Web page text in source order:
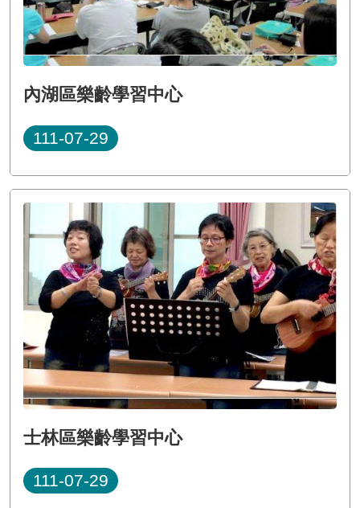
內湖區樂齡學習中心
111-07-29
士林區樂齡學習中心
111-07-29